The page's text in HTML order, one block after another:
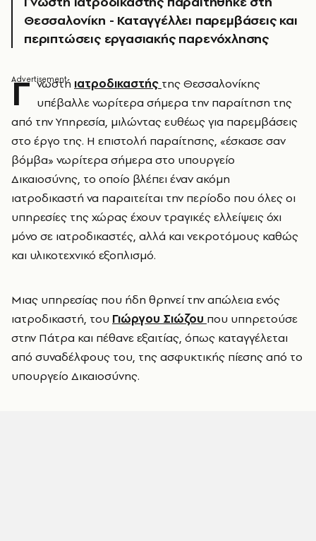
Θεσσαλονίκη - Καταγγέλλει παρεμβάσεις και
περιπτώσεις εργασιακής παρενόχλησης
Γ νωστή ιατροδικαστής της Θεσσαλονίκης
υπέβαλλε νωρίτερα σήμερα την παραίτηση της
από την Υπηρεσία, μιλώντας ευθέως για παρεμβάσεις
στο έργο της. Η επιστολή παραίτησης, «έσκασε σαν
βόμβα» νωρίτερα σήμερα στο υπουργείο
Δικαιοσύνης, το οποίο βλέπει έναν ακόμη
ιατροδικαστή να παραιτείται την περίοδο που όλες οι
υπηρεσίες της χώρας έχουν τραγικές ελλείψεις όχι
μόνο σε ιατροδικαστές, αλλά και νεκροτόμους καθώς
και υλικοτεχνικό εξοπλισμό.
Μιας υπηρεσίας που ήδη θρηνεί την απώλεια ενός
ιατροδικαστή, του Γιώργου Σιώζου που υπηρετούσε
στην Πάτρα και πέθανε εξαιτίας, όπως καταγγέλεται
από συναδέλφους του, της ασφυκτικής πίεσης από το
υπουργείο Δικαιοσύνης.